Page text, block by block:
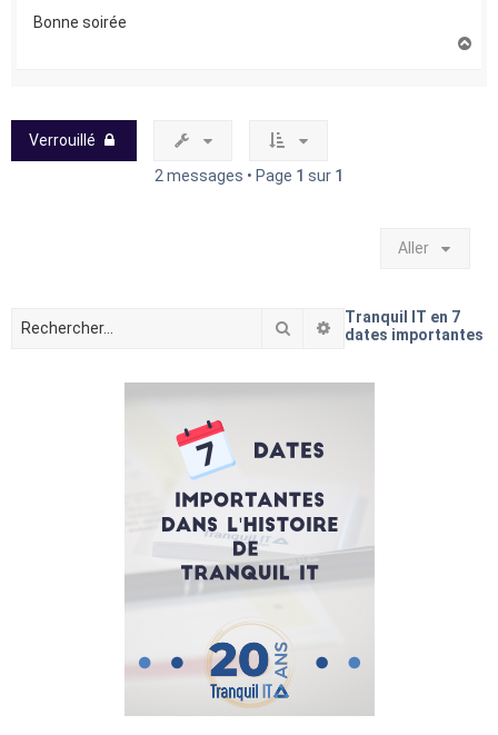
Bonne soirée
Verrouillé
2 messages • Page 1 sur 1
Aller
RechercherRecherche avancée
Tranquil IT en 7
dates importantes